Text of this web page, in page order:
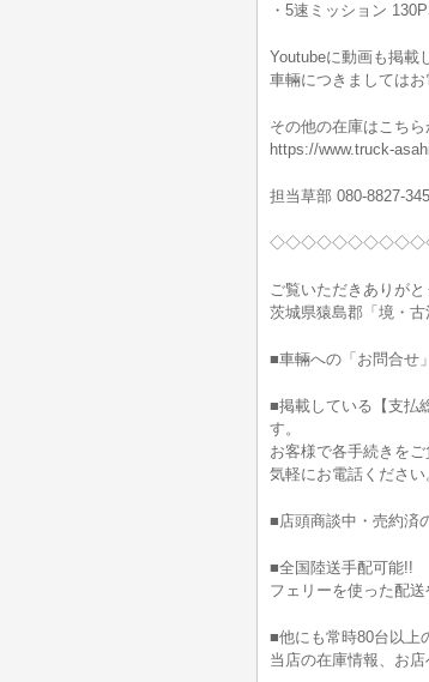
・5速ミッション
Youtubeに動画も掲載
車輛につきましてはお
その他の在庫はこち
https://www.truck-
担当草部 080-8827-
ご覧いただきありがと
茨城県猿島郡「境・
■車輛への「お問合せ
■掲載している【支払
す。
お客様で各手続きを
気軽にお電話ください
■店頭商談中・売約済
■全国陸送手配可能!!
フェリーを使った配
■他にも常時80台以上
当店の在庫情報、お